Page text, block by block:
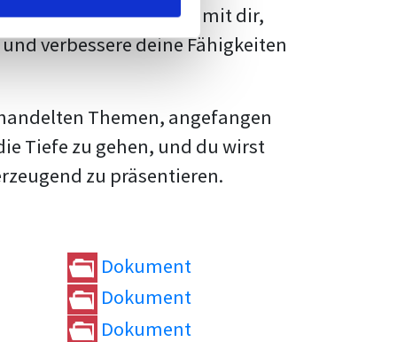
Tipps und Tricks
mit dir,
und verbessere deine Fähigkeiten
Themen, angefangen
Tiefe zu gehen, und du wirst
zu präsentieren.
Dokument
Dokument
Dokument